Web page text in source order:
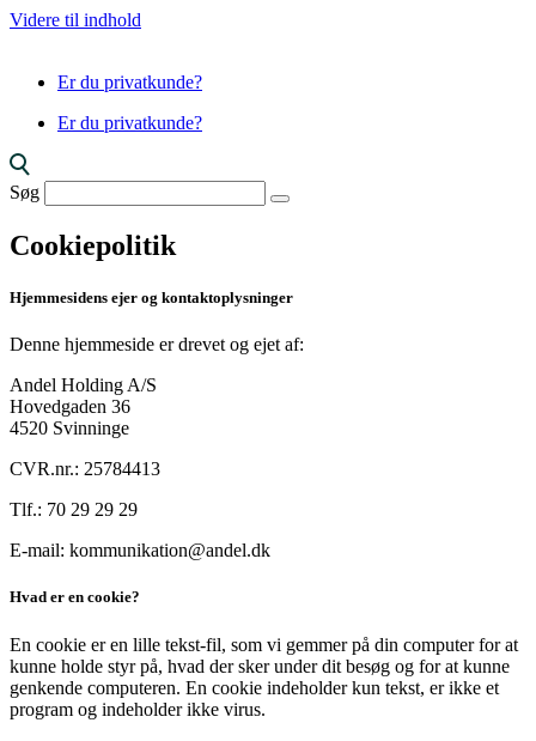
Videre til indhold
Er du privatkunde?
Er du privatkunde?
Søg
Cookiepolitik
Hjemmesidens ejer og kontaktoplysninger
Denne hjemmeside er drevet og ejet af:
Andel Holding A/S
Hovedgaden 36
4520 Svinninge
CVR.nr.: 25784413
Tlf.: 70 29 29 29
E-mail: kommunikation@andel.dk
Hvad er en cookie?
En cookie er en lille tekst-fil, som vi gemmer på din computer for at
kunne holde styr på, hvad der sker under dit besøg og for at kunne
genkende computeren. En cookie indeholder kun tekst, er ikke et
program og indeholder ikke virus.